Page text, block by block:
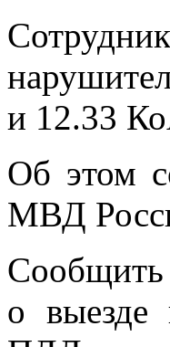
и 12.33
Об этом
МВД
Сообщить
о выезде